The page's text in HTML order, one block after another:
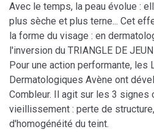
Avec le temps, la peau évolue :
plus sèche et plus terne... Cet
la forme du visage : en
l'inversion du TRIANGLE DE
Pour une action performante, les
Dermatologiques Avène ont
Combleur. Il agit sur les 3 signes
vieillissement : perte de
d'homogénéité du teint.